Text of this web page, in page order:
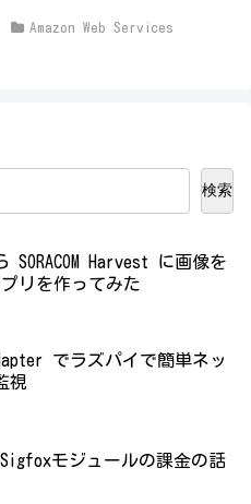
Amazon Web Services
検索
SORACOM Harvest に画像を
プリを作ってみた
Napter でラズパイで簡単ネッ
視
Sigfoxモジュールの課金の話